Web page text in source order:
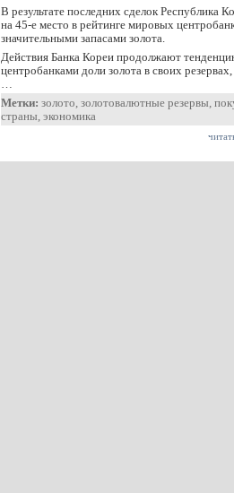
В результате последних сделок Республика
на 45-е место в рейтинге мировых
значительными запасами золота.
Действия Банка Кореи продолжают
центробанками доли золота в своих
…
Метки: золото, золотовалютные резервы,
страны, экономика